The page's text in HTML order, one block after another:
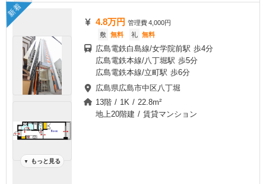
新着
▼ もっと見る
4.8万円 管理費4,000円
敷 無料 礼 無料
広島電鉄白島線/女学院前駅 歩4分
広島電鉄本線/八丁堀駅 歩5分
広島電鉄本線/立町駅 歩6分
広島県広島市中区八丁堀
13階 / 1K / 22.8m²
地上20階建 / 賃貸マンション